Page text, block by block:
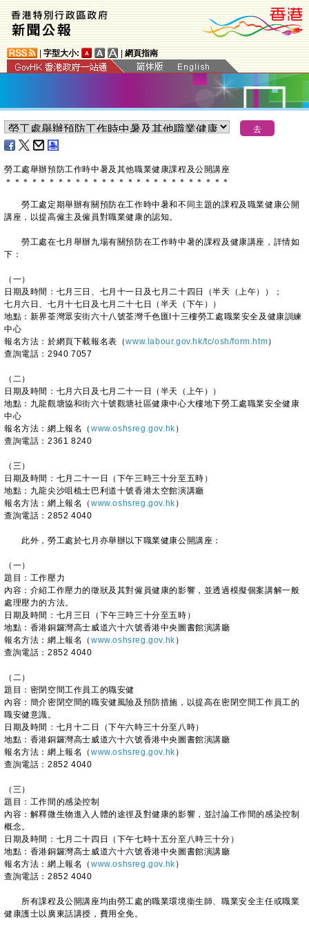
字型大小: 網頁指南
勞工處舉辦預防工作時中暑及其他職業健康課程及公開講座
＊ ＊ ＊ ＊ ＊ ＊ ＊ ＊ ＊ ＊ ＊ ＊ ＊ ＊ ＊ ＊ ＊ ＊ ＊ ＊ ＊ ＊ ＊ ＊ ＊ ＊
勞工處定期舉辦有關預防在工作時中暑和不同主題的課程及職業健康公開
講座，以提高僱主及僱員對職業健康的認知。
勞工處在七月舉辦九場有關預防在工作時中暑的課程及健康講座，詳情如
下：
（一）
日期及時間：七月三日、七月十一日及七月二十四日（半天（上午））；
七月六日、七月十七日及七月二十七日（半天（下午））
地點：新界荃灣眾安街六十八號荃灣千色匯I十三樓勞工處職業安全及健康訓練
中心
報名方法：於網頁下載報名表（www.labour.gov.hk/tc/osh/form.htm）
查詢電話：2940 7057
（二）
日期及時間：七月六日及七月二十一日（半天（上午））
地點：九龍觀塘協和街六十號觀塘社區健康中心大樓地下勞工處職業安全健康
中心
報名方法：網上報名（ www.oshsreg.gov.hk ）
查詢電話：2361 8240
（三）
日期及時間：七月二十一日（下午三時三十分至五時）
地點：九龍尖沙咀梳士巴利道十號香港太空館演講廳
報名方法：網上報名（ www.oshsreg.gov.hk ）
查詢電話：2852 4040
此外，勞工處於七月亦舉辦以下職業健康公開講座：
（一）
題目：工作壓力
內容：介紹工作壓力的徵狀及其對僱員健康的影響，並透過模擬個案講解一般
處理壓力的方法。
日期及時間：七月三日（下午三時三十分至五時）
地點：香港銅鑼灣高士威道六十六號香港中央圖書館演講廳
報名方法：網上報名（ www.oshsreg.gov.hk ）
查詢電話：2852 4040
（二）
題目：密閉空間工作員工的職安健
內容：簡介密閉空間的職安健風險及預防措施，以提高在密閉空間工作員工的
職安健意識。
日期及時間：七月十二日（下午六時三十分至八時）
地點：香港銅鑼灣高士威道六十六號香港中央圖書館演講廳
報名方法：網上報名（ www.oshsreg.gov.hk ）
查詢電話：2852 4040
（三）
題目：工作間的感染控制
內容：解釋微生物進入人體的途徑及對健康的影響，並討論工作間的感染控制
概念。
日期及時間：七月二十四日（下午七時十五分至八時三十分）
地點：香港銅鑼灣高士威道六十六號香港中央圖書館演講廳
報名方法：網上報名（ www.oshsreg.gov.hk ）
查詢電話：2852 4040
所有課程及公開講座均由勞工處的職業環境衞生師、職業安全主任或職業
健康護士以廣東話講授，費用全免。